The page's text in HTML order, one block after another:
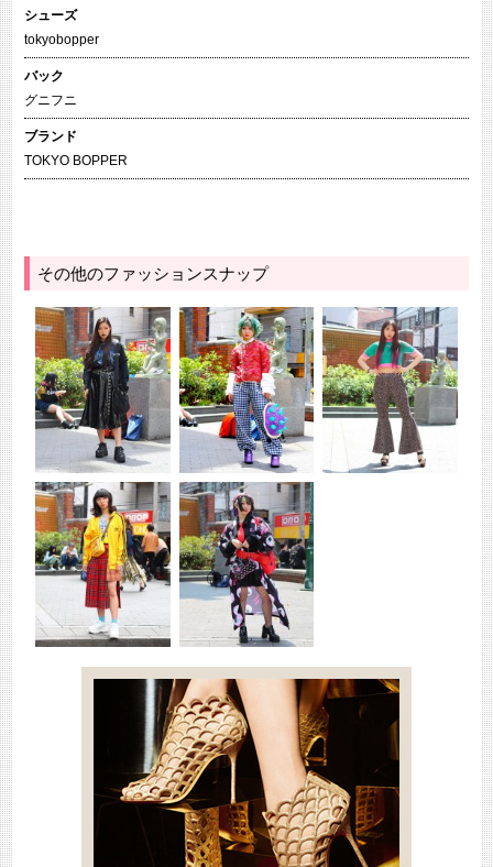
シューズ
tokyobopper
バック
グニフニ
ブランド
TOKYO BOPPER
その他のファッションスナップ